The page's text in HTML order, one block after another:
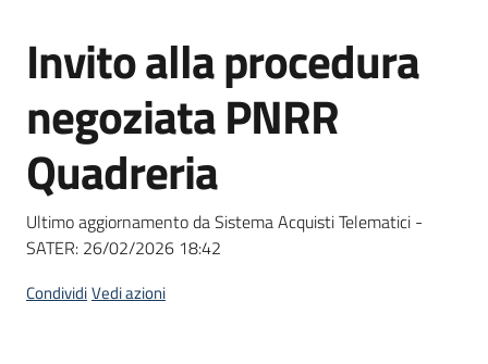
Bandi
strumenti
acquisto
Supporto
Salta al contenuto
Invito alla procedura
negoziata PNRR
Quadreria
Ultimo aggiornamento da Sistema Acquisti Telematici -
SATER: 26/02/2026 18:42
CondividiVedi azioni